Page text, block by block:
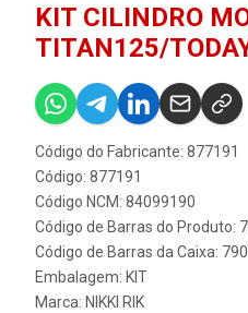
KIT CILINDRO
TITAN125/
Código do Fabricante: 877191
Código: 877191
Código NCM: 84099190
Código de Barras do Produto:
Código de Barras da Caixa:
Embalagem: KIT
Marca: NIKKI RIK